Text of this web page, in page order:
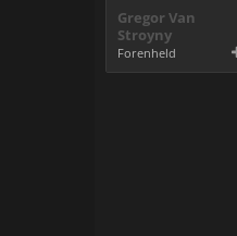
Gregor Van
Stroyny
Forenheld